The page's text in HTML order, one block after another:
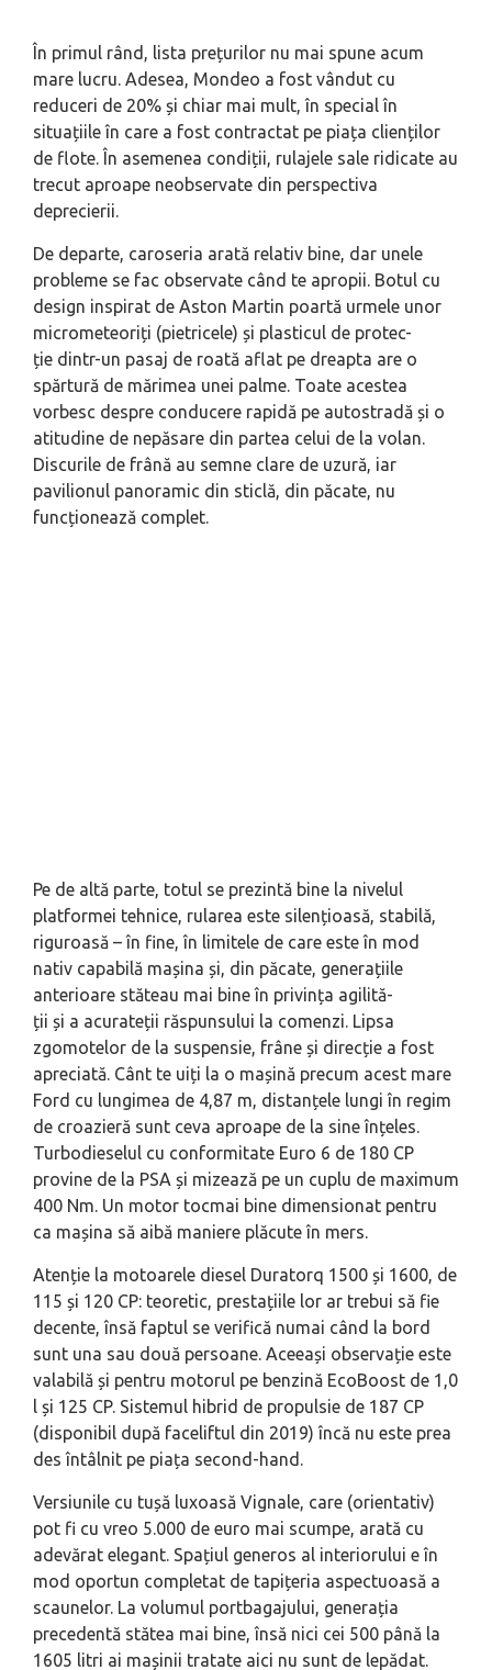
În primul rând, lista prețurilor nu mai spune acum
mare lucru. Adesea, Mondeo a fost vândut cu
reduceri de 20% și chiar mai mult, în special în
situațiile în care a fost contractat pe piața clienților
de flote. În asemenea condiții, rulajele sale ridicate au
trecut aproape neobservate din perspectiva
deprecierii.
De departe, caroseria arată relativ bine, dar unele
probleme se fac observate când te apropii. Botul cu
design inspirat de Aston Martin poartă urmele unor
micrometeoriți (pietricele) și plasticul de protec-
ție dintr-un pasaj de roată aflat pe dreapta are o
spărtură de mărimea unei palme. Toate acestea
vorbesc despre conducere rapidă pe autostradă și o
atitudine de nepăsare din partea celui de la volan.
Discurile de frână au semne clare de uzură, iar
pavilionul panoramic din sticlă, din păcate, nu
funcționează complet.
Pe de altă parte, totul se prezintă bine la nivelul
platformei tehnice, rularea este silențioasă, stabilă,
riguroasă – în fine, în limitele de care este în mod
nativ capabilă mașina și, din păcate, generațiile
anterioare stăteau mai bine în privința agilită-
ții și a acurateții răspunsului la comenzi. Lipsa
zgomotelor de la suspensie, frâne și direcție a fost
apreciată. Cânt te uiți la o mașină precum acest mare
Ford cu lungimea de 4,87 m, distanțele lungi în regim
de croazieră sunt ceva aproape de la sine înțeles.
Turbodieselul cu conformitate Euro 6 de 180 CP
provine de la PSA și mizează pe un cuplu de maximum
400 Nm. Un motor tocmai bine dimensionat pentru
ca mașina să aibă maniere plăcute în mers.
Atenție la motoarele diesel Duratorq 1500 și 1600, de
115 și 120 CP: teoretic, prestațiile lor ar trebui să fie
decente, însă faptul se verifică numai când la bord
sunt una sau două persoane. Aceeași observație este
valabilă și pentru motorul pe benzină EcoBoost de 1,0
l și 125 CP. Sistemul hibrid de propulsie de 187 CP
(disponibil după faceliftul din 2019) încă nu este prea
des întâlnit pe piața second-hand.
Versiunile cu tușă luxoasă Vignale, care (orientativ)
pot fi cu vreo 5.000 de euro mai scumpe, arată cu
adevărat elegant. Spațiul generos al interiorului e în
mod oportun completat de tapițeria aspectuoasă a
scaunelor. La volumul portbagajului, generația
precedentă stătea mai bine, însă nici cei 500 până la
1605 litri ai mașinii tratate aici nu sunt de lepădat.